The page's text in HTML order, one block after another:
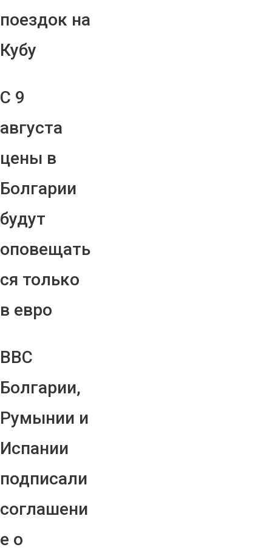
поездок на
Кубу
С 9
августа
цены в
Болгарии
будут
оповещать
ся только
в евро
ВВС
Болгарии,
Румынии и
Испании
подписали
соглашени
е о